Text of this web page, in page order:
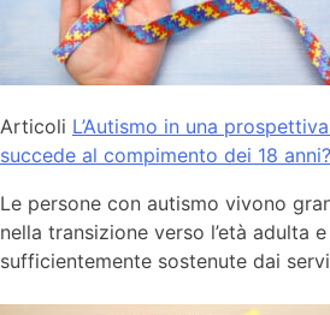
Articoli L’Autismo in una
succede al compimento dei 18 anni?
Le persone con autismo vivono
nella transizione verso l’età adulta
sufficientemente sostenute dai